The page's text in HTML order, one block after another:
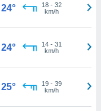
24° 18- 32
km/h
24° 14- 31
km/h
25° 19- 39
km/h